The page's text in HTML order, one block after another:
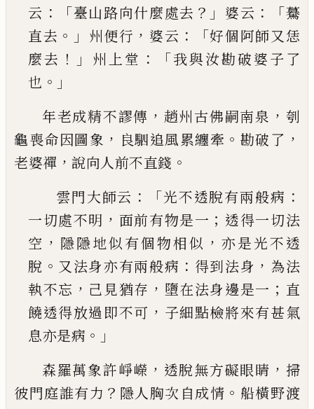
云 ：「臺山路向什麼處去 ？」 婆云 ：「驀
直去 。」 州便行 ， 婆云 ：「好個阿師又恁
麼去 ！」 州上堂 ：「我與汝勘破婆子了
也 。」
年老成精不謬傳 ， 趙州古佛嗣南泉 ， 刳
龜喪命因圖象 ， 良駟追風累纏牽 。 勘破了 ，
老婆禪 ， 說向人前不直錢 。
雲門大師云 ：「光不透脫有兩般病 ：
一切處不明 ， 面前有物是一 ； 透得一切法
空 ， 隱隱地似有個物相似 ， 亦是光不透
脫 。 又法身亦有兩般病 ： 得到法身 ， 為法
執不忘 ， 己 見猶存 ， 墮在法身邊是一 ； 直
饒透得放過即不可 ， 子細點檢將來有甚氣
息亦是病 。」
森羅萬象許崢嶸 ， 透脫無方礙眼睛 ， 掃
彼門庭誰有力 ？ 隱人胸次自成情 。 船橫野渡